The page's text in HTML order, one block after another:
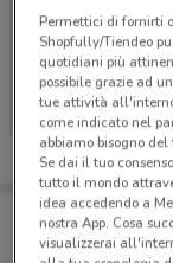
Ci dispiace,
volantini
Porta
Puoi
Permettici di fornirti
Shopfully/Tiendeo
quotidiani più
possibile grazie ad
tue attività
come indicato nel
abbiamo bisogno
Se dai il tuo
tutto il mondo
idea accedendo a
nostra App. Cosa
visualizzerai